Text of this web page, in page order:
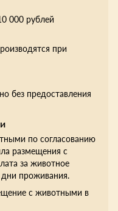
000 рублей
при
без предоставления
по согласованию
размещения с
за животное
дни проживания.
с животными в